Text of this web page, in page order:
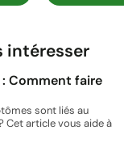
intéresser
: Comment faire
sont liés au
Cet article vous aide à